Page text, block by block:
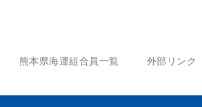
熊本県海運組合員一覧 外部リンク